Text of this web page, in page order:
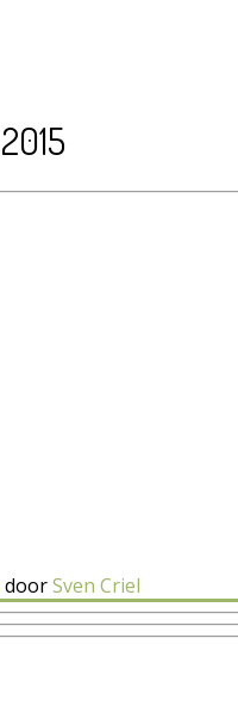
2015
doorSven Criel